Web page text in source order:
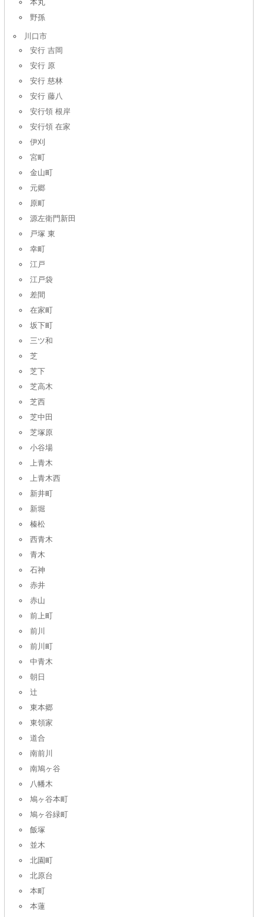
本丸
野孫
川口市
安行 吉岡
安行 原
安行 慈林
安行 藤八
安行領 根岸
安行領 在家
伊刈
宮町
金山町
元郷
原町
源左衛門新田
戸塚 東
幸町
江戸
江戸袋
差間
在家町
坂下町
三ツ和
芝
芝下
芝高木
芝西
芝中田
芝塚原
小谷場
上青木
上青木西
新井町
新堀
榛松
西青木
青木
石神
赤井
赤山
前上町
前川
前川町
中青木
朝日
辻
東本郷
東領家
道合
南前川
南鳩ヶ谷
八幡木
鳩ヶ谷本町
鳩ヶ谷緑町
飯塚
並木
北園町
北原台
本町
本蓮